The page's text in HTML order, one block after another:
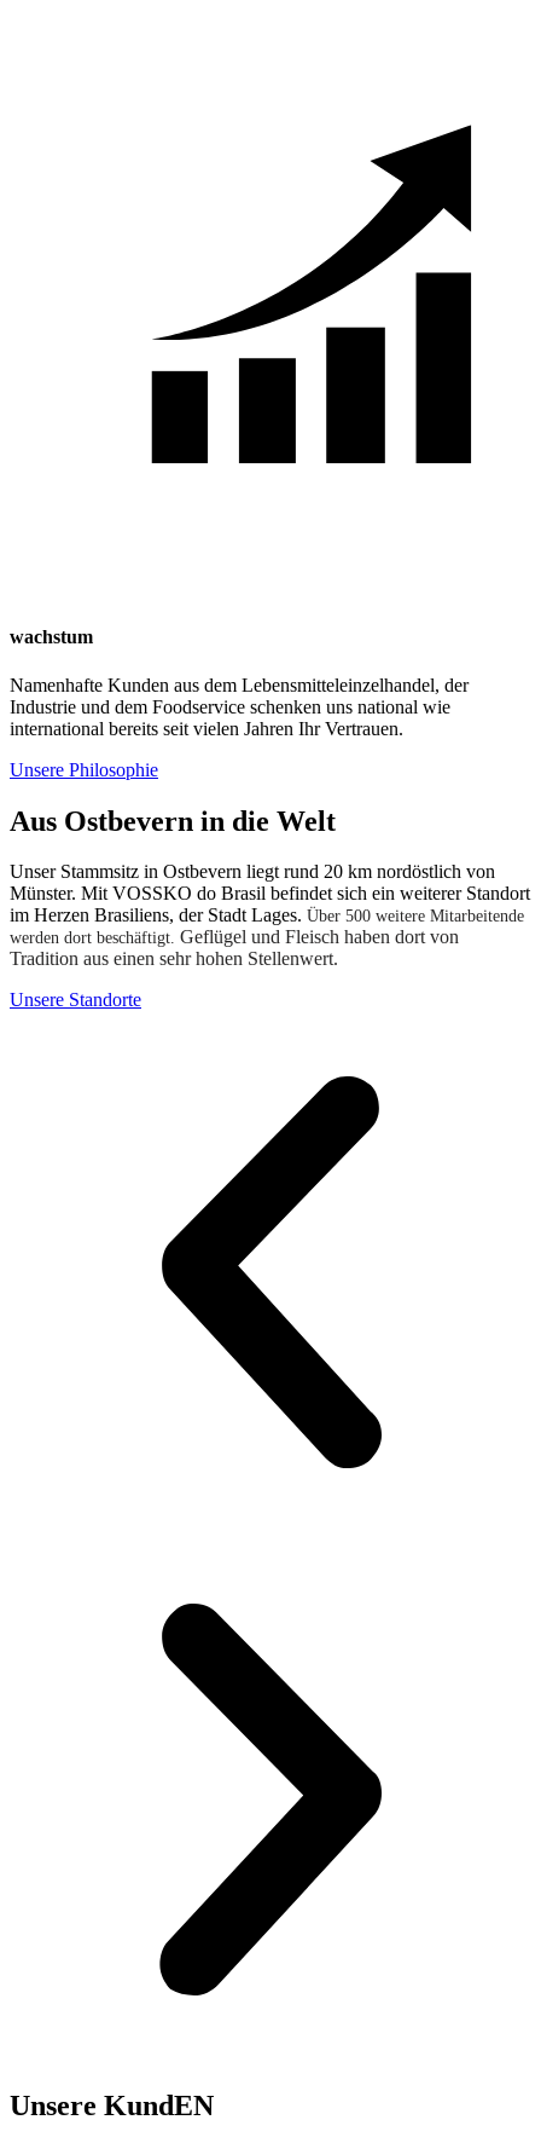
wachstum
Namenhafte Kunden aus dem Lebensmitteleinzelhandel, der
Industrie und dem Foodservice schenken uns national wie
international bereits seit vielen Jahren Ihr Vertrauen.
Unsere Philosophie
Aus Ostbevern in die Welt
Unser Stammsitz in Ostbevern liegt rund 20 km nordöstlich von
Münster. Mit VOSSKO do Brasil befindet sich ein weiterer Standort
im Herzen Brasiliens, der Stadt Lages. Über 500 weitere Mitarbeitende
werden dort beschäftigt. Geflügel und Fleisch haben dort von
Tradition aus einen sehr hohen Stellenwert.
Unsere Standorte
Unsere KundEN